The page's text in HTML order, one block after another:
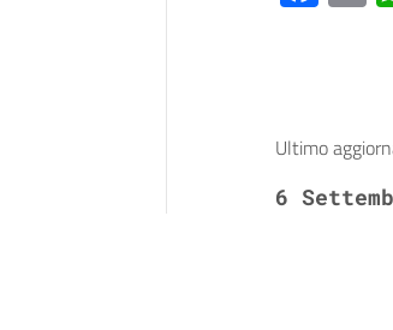
Ultimo
6